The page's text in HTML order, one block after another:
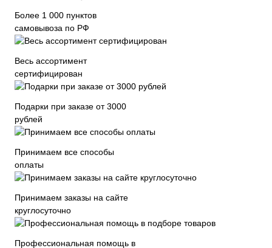
Более 1 000 пунктов
самовывоза по РФ
Весь ассортимент
сертифицирован
Подарки при заказе от 3000
рублей
Принимаем все способы
оплаты
Принимаем заказы на сайте
круглосуточно
Профессиональная помощь в